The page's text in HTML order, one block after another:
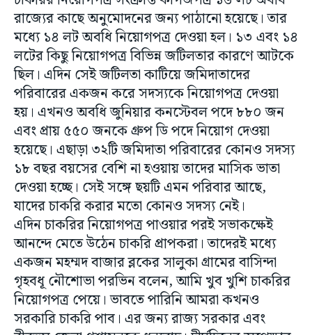
রাজ্যের কাছে অনুমোদনের জন্য পাঠানো হয়েছে। তার
মধ্যে ১৪ লট অবধি নিয়োগপত্র দেওয়া হল। ১৩ এবং ১৪
লটের কিছু নিয়োগপত্র বিভিন্ন জটিলতার কারণে আটকে
ছিল। এদিন সেই জটিলতা কাটিয়ে জমিদাতাদের
পরিবারের একজন করে সদস্যকে নিয়োগপত্র দেওয়া
হয়। এখনও অবধি জুনিয়ার কনস্টেবল পদে ৮৮০ জন
এবং প্রায় ৫৫০ জনকে গ্রুপ ডি পদে নিয়োগ দেওয়া
হয়েছে। এছাড়া ৩২টি জমিদাতা পরিবারের কোনও সদস্য
১৮ বছর বয়সের বেশি না হওয়ায় তাদের মাসিক ভাতা
দেওয়া হচ্ছে। সেই সঙ্গে ছয়টি এমন পরিবার আছে,
যাদের চাকরি করার মতো কোনও সদস্য নেই।
এদিন চাকরির নিয়োগপত্র পাওয়ার পরই সভাকক্ষেই
আনন্দে মেতে উঠেন চাকরি প্রাপকরা। তাদেরই মধ্যে
একজন মহম্মদ বাজার ব্লকের সালুকা গ্রামের বাসিন্দা
গৃহবধূ নৌশোভা পরভিন বলেন, আমি খুব খুশি চাকরির
নিয়োগপত্র পেয়ে। ভাবতে পারিনি আমরা কখনও
সরকারি চাকরি পাব। এর জন্য রাজ্য সরকার এবং